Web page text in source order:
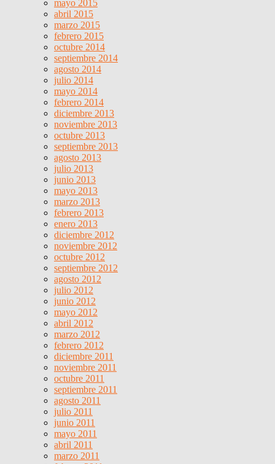
mayo 2015
abril 2015
marzo 2015
febrero 2015
octubre 2014
septiembre 2014
agosto 2014
julio 2014
mayo 2014
febrero 2014
diciembre 2013
noviembre 2013
octubre 2013
septiembre 2013
agosto 2013
julio 2013
junio 2013
mayo 2013
marzo 2013
febrero 2013
enero 2013
diciembre 2012
noviembre 2012
octubre 2012
septiembre 2012
agosto 2012
julio 2012
junio 2012
mayo 2012
abril 2012
marzo 2012
febrero 2012
diciembre 2011
noviembre 2011
octubre 2011
septiembre 2011
agosto 2011
julio 2011
junio 2011
mayo 2011
abril 2011
marzo 2011